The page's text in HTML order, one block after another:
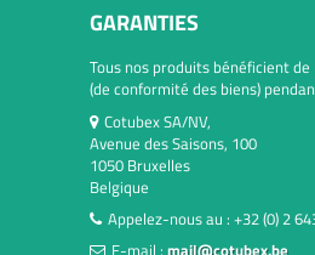
GARANTIES
Tous nos produits bénéficient
(de conformité des biens)
Cotubex SA/NV,
Avenue des Saisons, 100
1050 Bruxelles
Belgique
Appelez-nous au : +32 (0) 2
E-mail : mail@cotubex.be